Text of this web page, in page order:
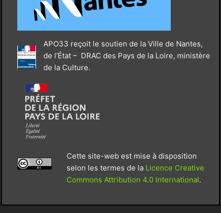
APO33 reçoit le soutien de la Ville de Nantes,
de l’État – DRAC des Pays de la Loire, ministère
de la Culture.
Cette site-web est mise à disposition
selon les termes de la Licence Creative
Commons Attribution 4.0 International.